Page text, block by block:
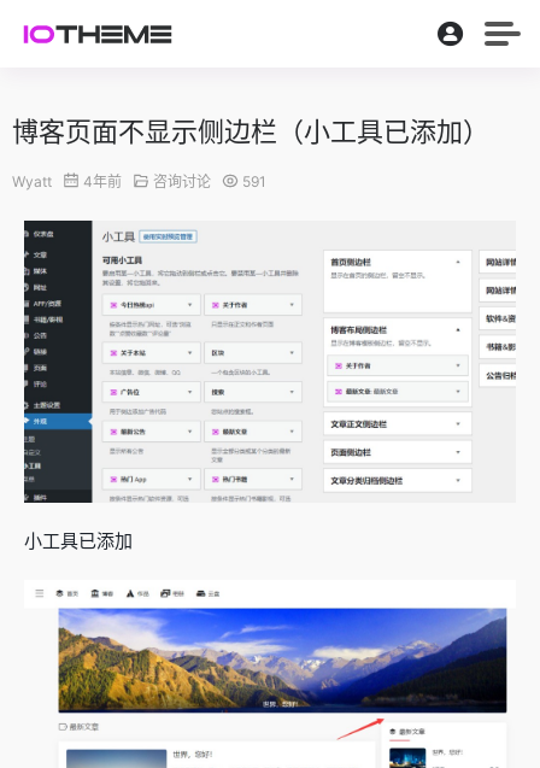
博客页面不显示侧边栏（小工具已添加）
Wyatt 4年前 咨询讨论 591
小工具已添加